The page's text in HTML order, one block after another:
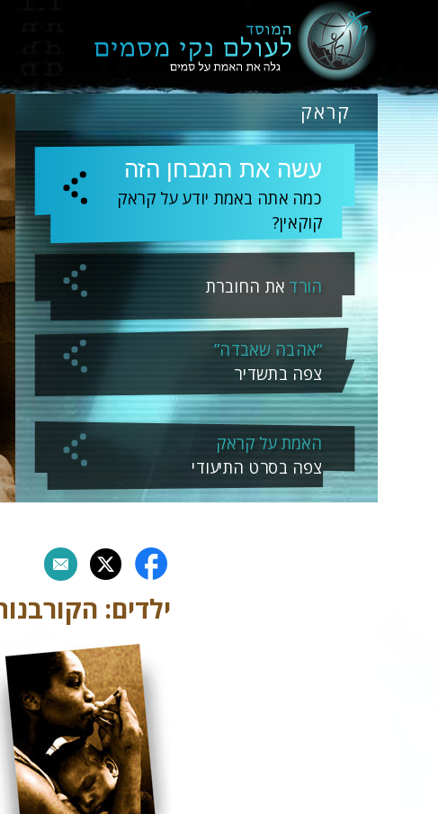
קראק
עשה את המבחן הזה
כמה אתה באמת יודע על קראק
קוקאין?
הורד את החוברת
“אהבה שאבדה”
צפה בתשדיר
האמת על קראק
צפה בסרט התיעודי
ילדים: